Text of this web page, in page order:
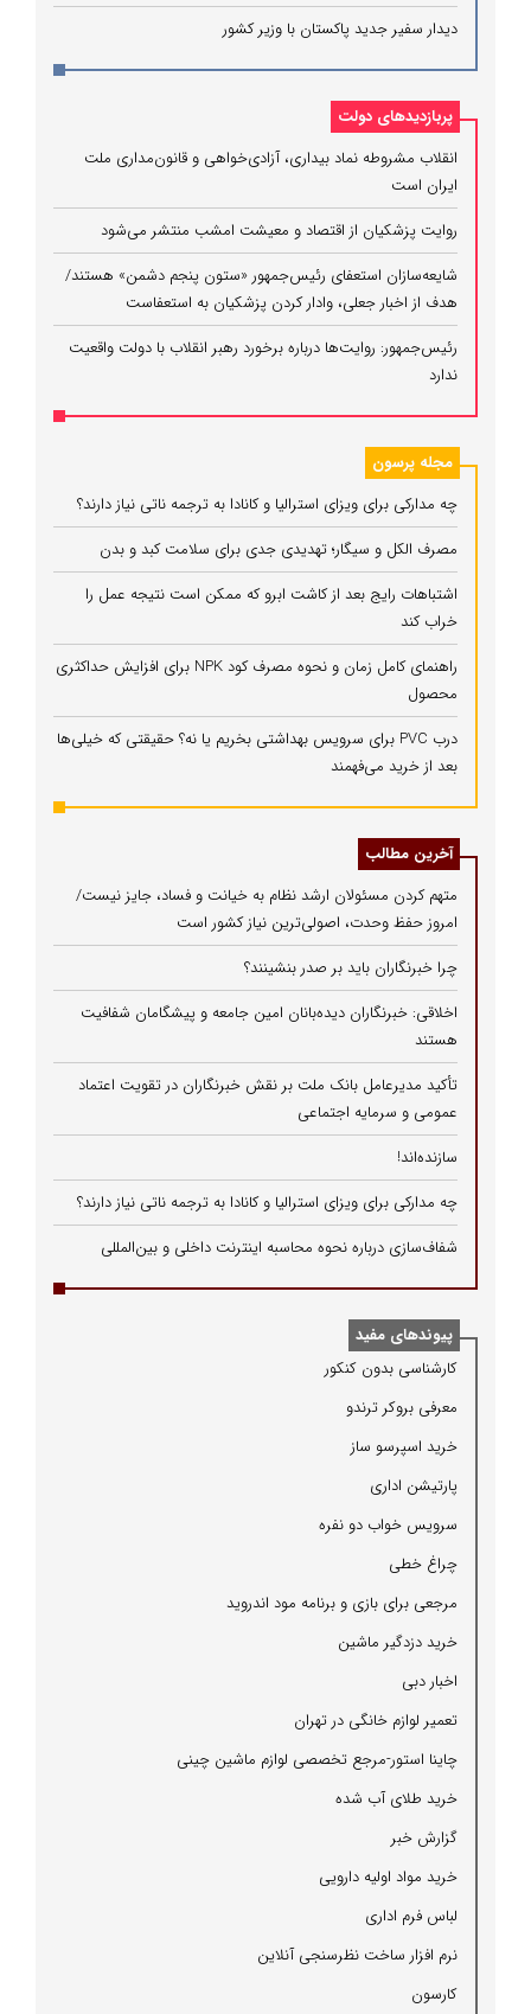
دیدار سفیر جدید پاکستان با وزیر کشور
پربازدیدهای دولت
انقلاب مشروطه نماد بیداری، آزادی‌خواهی و قانون‌مداری ملت
ایران است
روایت پزشکیان از اقتصاد و معیشت امشب منتشر می‌شود
شایعه‌سازان استعفای رئیس‌جمهور «ستون پنجم دشمن» هستند/
هدف از اخبار جعلی، وادار کردن پزشکیان به استعفاست
رئیس‌جمهور: روایت‌ها درباره برخورد رهبر انقلاب با دولت واقعیت
ندارد
مجله پرسون
چه مدارکی برای ویزای استرالیا و کانادا به ترجمه ناتی نیاز دارند؟
مصرف الکل و سیگار؛ تهدیدی جدی برای سلامت کبد و بدن
اشتباهات رایج بعد از کاشت ابرو که ممکن است نتیجه عمل را
خراب کند
راهنمای کامل زمان و نحوه مصرف کود NPK برای افزایش حداکثری
محصول
درب PVC برای سرویس بهداشتی بخریم یا نه؟ حقیقتی که خیلی‌ها
بعد از خرید می‌فهمند
آخرین مطالب
متهم کردن مسئولان ارشد نظام به خیانت و فساد، جایز نیست/
امروز حفظ وحدت، اصولی‌ترین نیاز کشور است
چرا خبرنگاران باید بر صدر بنشینند؟
اخلاقی: خبرنگاران دیده‌بانان امین جامعه و پیشگامان شفافیت
هستند
تأکید مدیرعامل بانک ملت بر نقش خبرنگاران در تقویت اعتماد
عمومی و سرمایه اجتماعی
سازنده‌اند!
چه مدارکی برای ویزای استرالیا و کانادا به ترجمه ناتی نیاز دارند؟
شفاف‌سازی درباره نحوه محاسبه اینترنت داخلی و بین‌المللی
پیوندهای مفید
كارشناسی بدون كنكور
معرفی بروكر ترندو
خرید اسپرسو ساز
پارتیشن اداری
سرویس خواب دو نفره
چراغ خطی
مرجعی برای بازی و برنامه مود اندروید
خرید دزدگیر ماشین
اخبار دبی
تعمیر لوازم خانگی در تهران
چاینا استور-مرجع تخصصی لوازم ماشین چینی
خرید طلای آب شده
گزارش خبر
خرید مواد اولیه دارویی
لباس فرم اداری
نرم افزار ساخت نظرسنجی آنلاین
كارسون